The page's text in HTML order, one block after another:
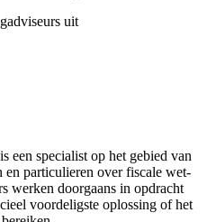
uit
een specialist op het gebied van
en particulieren over fiscale wet-
werken doorgaans in opdracht
voordeligste oplossing of het